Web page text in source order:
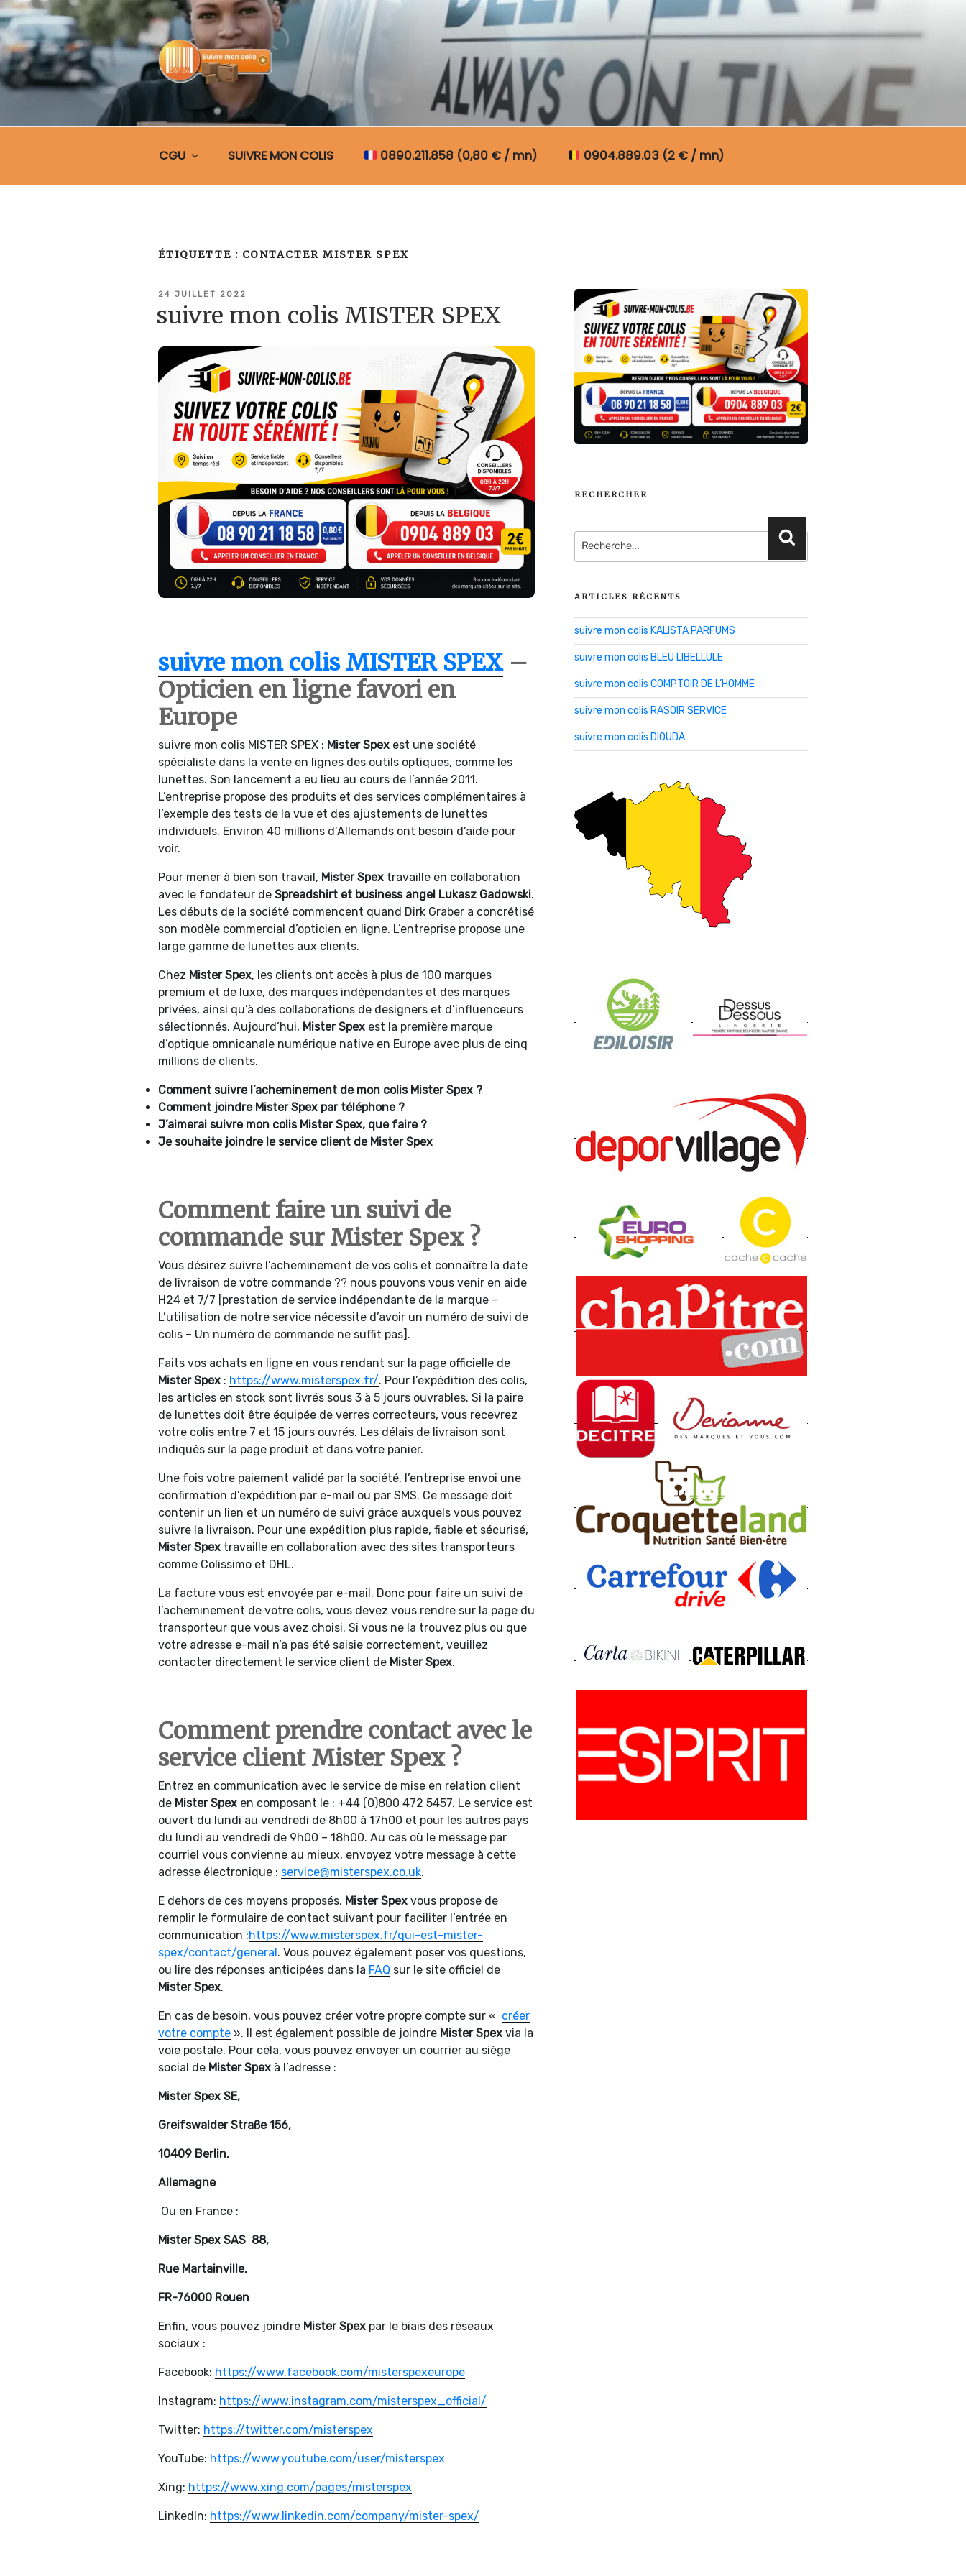
Aller
au
contenu
principal
SUIVRE MON COLIS BELGIQUE
CGU SUIVRE MON COLIS 0890.211.858 (0,80 € / mn) 0904.889.03 (2 € / mn)
ÉTIQUETTE : CONTACTER MISTER SPEX
PUBLIÉ
24 JUILLET 2022
suivre mon colis MISTER SPEX
suivre mon colis MISTER SPEX–
Opticien en ligne favori en
Europe
suivre mon colis MISTER SPEX : Mister Spex est une société
spécialiste dans la vente en lignes des outils optiques, comme les
lunettes. Son lancement a eu lieu au cours de l’année 2011.
L’entreprise propose des produits et des services complémentaires à
l’exemple des tests de la vue et des ajustements de lunettes
individuels. Environ 40 millions d’Allemands ont besoin d’aide pour
voir.
Pour mener à bien son travail, Mister Spex travaille en collaboration
avec le fondateur de Spreadshirt et business angel Lukasz Gadowski.
Les débuts de la société commencent quand Dirk Graber a concrétisé
son modèle commercial d’opticien en ligne. L’entreprise propose une
large gamme de lunettes aux clients.
Chez Mister Spex, les clients ont accès à plus de 100 marques
premium et de luxe, des marques indépendantes et des marques
privées, ainsi qu’à des collaborations de designers et d’influenceurs
sélectionnés. Aujourd’hui, Mister Spex est la première marque
d’optique omnicanale numérique native en Europe avec plus de cinq
millions de clients.
Comment suivre l’acheminement de mon colis Mister Spex ?
Comment joindre Mister Spex par téléphone ?
J’aimerai suivre mon colis Mister Spex, que faire ?
Je souhaite joindre le service client de Mister Spex
Comment faire un suivi de
commande sur Mister Spex ?
Vous désirez suivre l’acheminement de vos colis et connaître la date
de livraison de votre commande ?? nous pouvons vous venir en aide
H24 et 7/7 [prestation de service indépendante de la marque –
L’utilisation de notre service nécessite d’avoir un numéro de suivi de
colis – Un numéro de commande ne suffit pas].
Faits vos achats en ligne en vous rendant sur la page officielle de
Mister Spex : https://www.misterspex.fr/. Pour l’expédition des colis,
les articles en stock sont livrés sous 3 à 5 jours ouvrables. Si la paire
de lunettes doit être équipée de verres correcteurs, vous recevrez
votre colis entre 7 et 15 jours ouvrés. Les délais de livraison sont
indiqués sur la page produit et dans votre panier.
Une fois votre paiement validé par la société, l’entreprise envoi une
confirmation d’expédition par e-mail ou par SMS. Ce message doit
contenir un lien et un numéro de suivi grâce auxquels vous pouvez
suivre la livraison. Pour une expédition plus rapide, fiable et sécurisé,
Mister Spex travaille en collaboration avec des sites transporteurs
comme Colissimo et DHL.
La facture vous est envoyée par e-mail. Donc pour faire un suivi de
l’acheminement de votre colis, vous devez vous rendre sur la page du
transporteur que vous avez choisi. Si vous ne la trouvez plus ou que
votre adresse e-mail n’a pas été saisie correctement, veuillez
contacter directement le service client de Mister Spex.
Comment prendre contact avec le
service client Mister Spex ?
Entrez en communication avec le service de mise en relation client
de Mister Spex en composant le : +44 (0)800 472 5457. Le service est
ouvert du lundi au vendredi de 8h00 à 17h00 et pour les autres pays
du lundi au vendredi de 9h00 – 18h00. Au cas où le message par
courriel vous convienne au mieux, envoyez votre message à cette
adresse électronique : service@misterspex.co.uk.
E dehors de ces moyens proposés, Mister Spex vous propose de
remplir le formulaire de contact suivant pour faciliter l’entrée en
communication :https://www.misterspex.fr/qui-est-mister-
spex/contact/general . Vous pouvez également poser vos questions,
ou lire des réponses anticipées dans la FAQ sur le site officiel de
Mister Spex.
En cas de besoin, vous pouvez créer votre propre compte sur « créer
votre compte ». Il est également possible de joindre Mister Spex via la
voie postale. Pour cela, vous pouvez envoyer un courrier au siège
social de Mister Spex à l’adresse :
Mister Spex SE,
Greifswalder Straße 156,
10409 Berlin,
Allemagne
Ou en France :
Mister Spex SAS 88,
Rue Martainville,
FR-76000 Rouen
Enfin, vous pouvez joindre Mister Spex par le biais des réseaux
sociaux :
Facebook: https://www.facebook.com/misterspexeurope
Instagram: https://www.instagram.com/misterspex_official/
Twitter: https://twitter.com/misterspex
YouTube: https://www.youtube.com/user/misterspex
Xing: https://www.xing.com/pages/misterspex
LinkedIn: https://www.linkedin.com/company/mister-spex/
RECHERCHER
pour
:
Recherche
ARTICLES RÉCENTS
suivre mon colis KALISTA PARFUMS
suivre mon colis BLEU LIBELLULE
suivre mon colis COMPTOIR DE L’HOMME
suivre mon colis RASOIR SERVICE
suivre mon colis DIOUDA